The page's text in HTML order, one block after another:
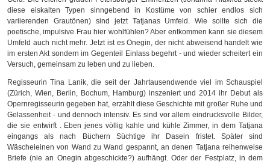
diese eiskalten Typen sinngebend
in Kostüme von schier endlos sich
variierenden Grautönen) sind jetzt Tatjanas Umfeld.Wie sollte sich die
poetische, impulsive Frau hier wohlfühlen? Aber entkommen kann sie diesem
Umfeld auch nicht mehr. Jetzt ist es Onegin, der nicht abweisend handelt wie
im ersten Akt sondern im Gegenteil Einlass begehrt - und wieder scheitert ein
Versuch, gemeinsam zu leben und zu lieben.
Regisseurin Tina Lanik, die seit der Jahrtausendwende viel im Schauspiel
(Zürich, Wien, Berlin, Bochum, Hamburg) inszeniert und 2014 ihr Debut als
Opernregisseurin gegeben hat, erzählt diese Geschichte mit großer Ruhe und
Gelassenheit - und dennoch intensiv. Es sind vor allem eindrucksvolle Bilder,
die sie entwirft . Eben jenes völlig kahle und kühle Zimmer, in dem Tatjana
eingangs als nach Büchern Süchtige ihr Dasein fristet. Später sind
Wäscheleinen von Wand zu Wand gespannt, an denen Tatjana reihenweise
Briefe (nie an Onegin abgeschickte?) aufhängt. Oder der Festplatz, in dem